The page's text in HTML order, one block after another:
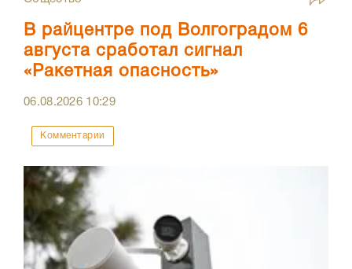
В райцентре под Волгоградом 6
августа сработал сигнал
«Ракетная опасность»
06.08.2026 10:29
Комментарии